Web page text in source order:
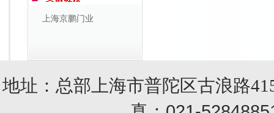
上海京鹏门业
地址：总部上海市普陀区古浪路